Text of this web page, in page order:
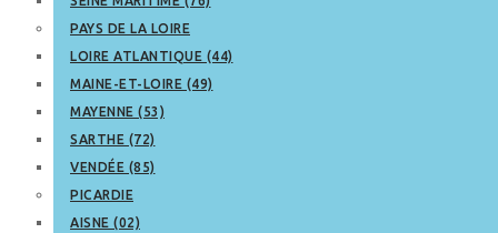
PAYS DE LA LOIRE
LOIRE ATLANTIQUE (44)
MAINE-ET-LOIRE (49)
MAYENNE (53)
SARTHE (72)
VENDÉE (85)
PICARDIE
AISNE (02)